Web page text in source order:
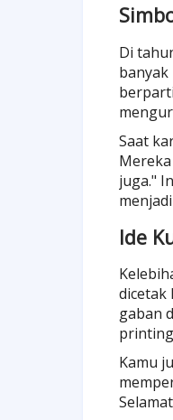
Di
Saat
juga."
Ide
dicetak
gaban
Kamu